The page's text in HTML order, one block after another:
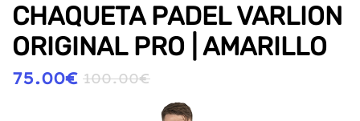
CHAQUETA PADEL VARLION
ORIGINAL PRO | AMARILLO
100.00€
75.00€